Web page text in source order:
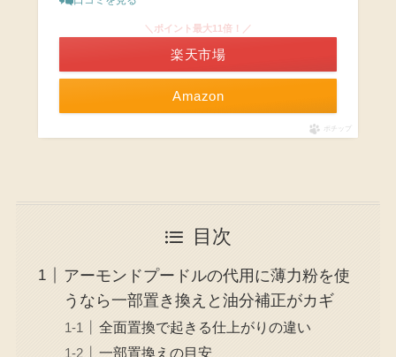
Amazon
＼ポイント最大11倍！／
楽天市場
ポチップ
目次
アーモンドプードルの代用に薄力粉を使
うなら一部置き換えと油分補正がカギ
全面置換で起きる仕上がりの違い
一部置換えの目安